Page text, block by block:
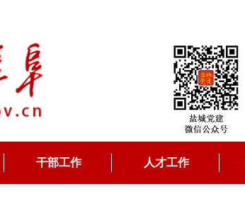
干部工作 人才工作